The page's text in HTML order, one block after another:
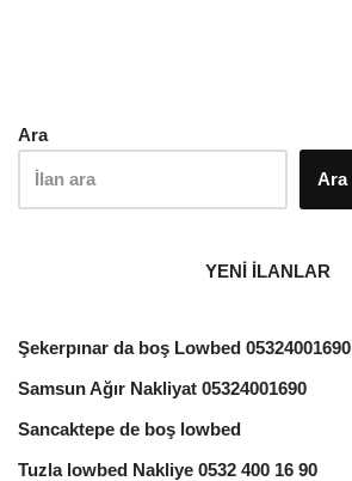
Ara
Ara
YENİ İLANLAR
Şekerpınar da boş Lowbed 05324001690
Samsun Ağır Nakliyat 05324001690
Sancaktepe de boş lowbed
Tuzla lowbed Nakliye 0532 400 16 90